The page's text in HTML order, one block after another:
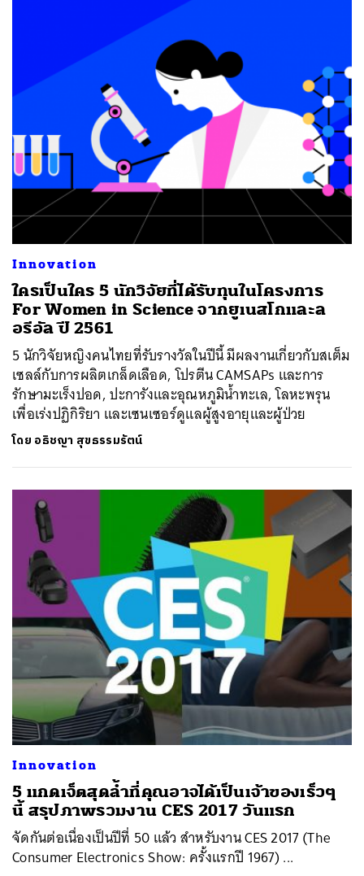
Innovation
ใครเป็นใคร 5 นักวิจัยที่ได้รับทุนในโครงการ
For Women in Science จากยูเนสโกและล
อรีอัล ปี 2561
5 นักวิจัยหญิงคนไทยที่รับรางวัลในปีนี้ มีผลงานเกี่ยวกับสเต็ม
เซลล์กับการผลิตเกล็ดเลือด, โปรตีน CAMSAPs และการ
รักษามะเร็งปอด, ปะการังและอุณหภูมิน้ำทะเล, โลหะพรุน
เพื่อเร่งปฏิกิริยา และเซนเซอร์ดูแลผู้สูงอายุและผู้ป่วย
โดย อธิชญา สุขธรรมรัตน์
Innovation
5 แกดเจ็ตสุดล้ำที่คุณอาจได้เป็นเจ้าของเร็วๆ
นี้ สรุปภาพรวมงาน CES 2017 วันแรก
จัดกันต่อเนื่องเป็นปีที่ 50 แล้ว สำหรับงาน CES 2017 (The
Consumer Electronics Show: ครั้งแรกปี 1967) ...